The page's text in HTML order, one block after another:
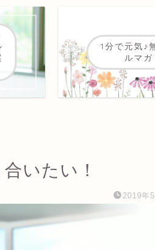
1分で元気♪
ルマガ
いたい！
2019年